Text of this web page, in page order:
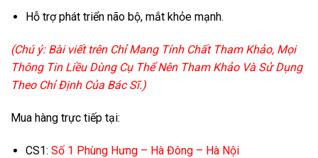
Hỗ trợ phát triển não bộ, mắt khỏe mạnh.
(Chú ý: Bài viết trên Chỉ Mang Tính Chất Tham Khảo, Mọi
Thông Tin Liều Dùng Cụ Thể Nên Tham Khảo Và Sử Dụng
Theo Chỉ Định Của Bác Sĩ.)
Mua hàng trực tiếp tại:
CS1: Số 1 Phùng Hưng – Hà Đông – Hà Nội